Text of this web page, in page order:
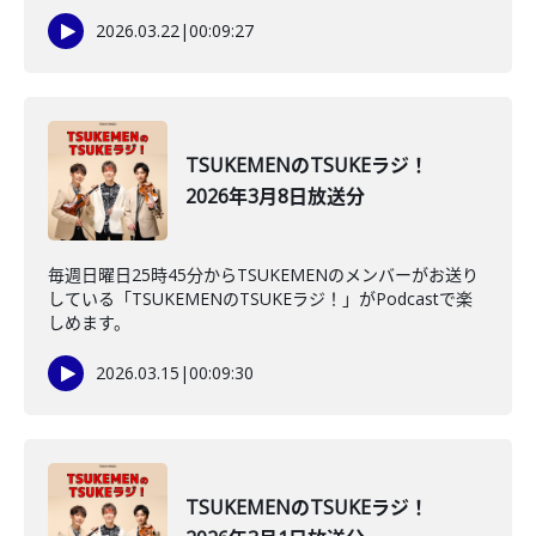
2026.03.22|00:09:27
TSUKEMENのTSUKEラジ！
2026年3月8日放送分
毎週日曜日25時45分からTSUKEMENのメンバーがお送り
している「TSUKEMENのTSUKEラジ！」がPodcastで楽
しめます。
2026.03.15 |00:09:30
TSUKEMENのTSUKEラジ！